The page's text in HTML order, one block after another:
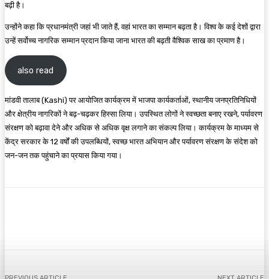
बढ़ी है।
उन्होंने कहा कि प्रधानमंत्री जहां भी जाते हैं, वहां भारत का सम्मान बढ़ता है। विश्व के कई देशों द्वारा
उन्हें सर्वोच्च नागरिक सम्मान प्रदान किया जाना भारत की बढ़ती वैश्विक साख का प्रमाण है।
also read
मांडवी तालाब (Kashi) पर आयोजित कार्यक्रम में भाजपा कार्यकर्ताओं, स्थानीय जनप्रतिनिधियों
और क्षेत्रीय नागरिकों ने बढ़-चढ़कर हिस्सा लिया। उपस्थित लोगों ने स्वच्छता बनाए रखने, पर्यावरण
संरक्षण को बढ़ावा देने और अधिक से अधिक वृक्ष लगाने का संकल्प लिया। कार्यक्रम के माध्यम से
केंद्र सरकार के 12 वर्षों की उपलब्धियों, स्वच्छ भारत अभियान और पर्यावरण संरक्षण के संदेश को
जन-जन तक पहुंचाने का प्रयास किया गया।